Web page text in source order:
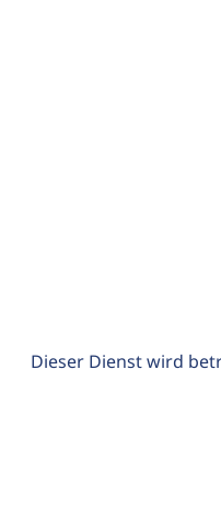
Dieser Dienst wird